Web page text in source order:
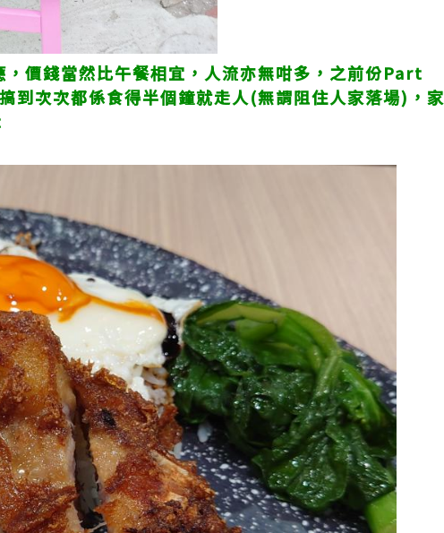
價錢當然比午餐相宜，人流亦無咁多，之前份Part
次次都係食得半個鐘就走人(無謂阻住人家落場)，家